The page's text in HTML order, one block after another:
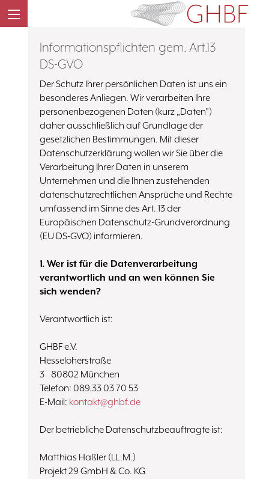
Informationspflichten gem. Art.13
DS-GVO
Der Schutz Ihrer persönlichen Daten ist uns ein
besonderes Anliegen. Wir verarbeiten Ihre
personenbezogenen Daten (kurz „Daten")
daher ausschließlich auf Grundlage der
gesetzlichen Bestimmungen. Mit dieser
Datenschutzerklärung wollen wir Sie über die
Verarbeitung Ihrer Daten in unserem
Unternehmen und die Ihnen zustehenden
datenschutzrechtlichen Ansprüche und Rechte
umfassend im Sinne des Art. 13 der
Europäischen Datenschutz-Grundverordnung
(EU DS-GVO) informieren.
1. Wer ist für die Datenverarbeitung
verantwortlich und an wen können Sie
sich wenden?
Verantwortlich ist:
GHBF e.V.
Hesseloherstraße
3 80802 München
Telefon: 089.33 03 70 53
E-Mail: kontakt@ghbf.de
Der betriebliche Datenschutzbeauftragte ist:
Matthias Haßler (LL.M.)
Projekt 29 GmbH & Co. KG